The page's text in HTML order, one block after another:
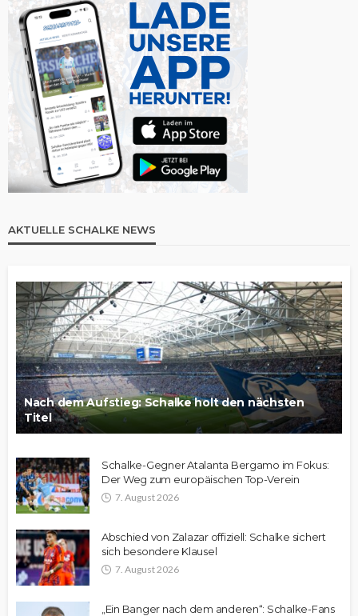
AKTUELLE SCHALKE NEWS
Nach dem Aufstieg: Schalke holt den nächsten
Titel
Schalke-Gegner Atalanta Bergamo im Fokus:
Der Weg zum europäischen Top-Verein
7. August 2026
Abschied von Zalazar offiziell: Schalke sichert
sich besondere Klausel
7. August 2026
„Ein Banger nach dem anderen“: Schalke-Fans